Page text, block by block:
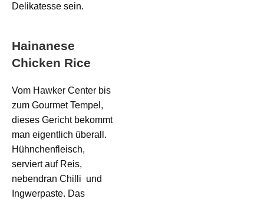
Delikatesse sein.
Hainanese
Chicken Rice
Vom Hawker Center bis
zum Gourmet Tempel,
dieses Gericht bekommt
man eigentlich überall.
Hühnchenfleisch,
serviert auf Reis,
nebendran Chilli und
Ingwerpaste. Das